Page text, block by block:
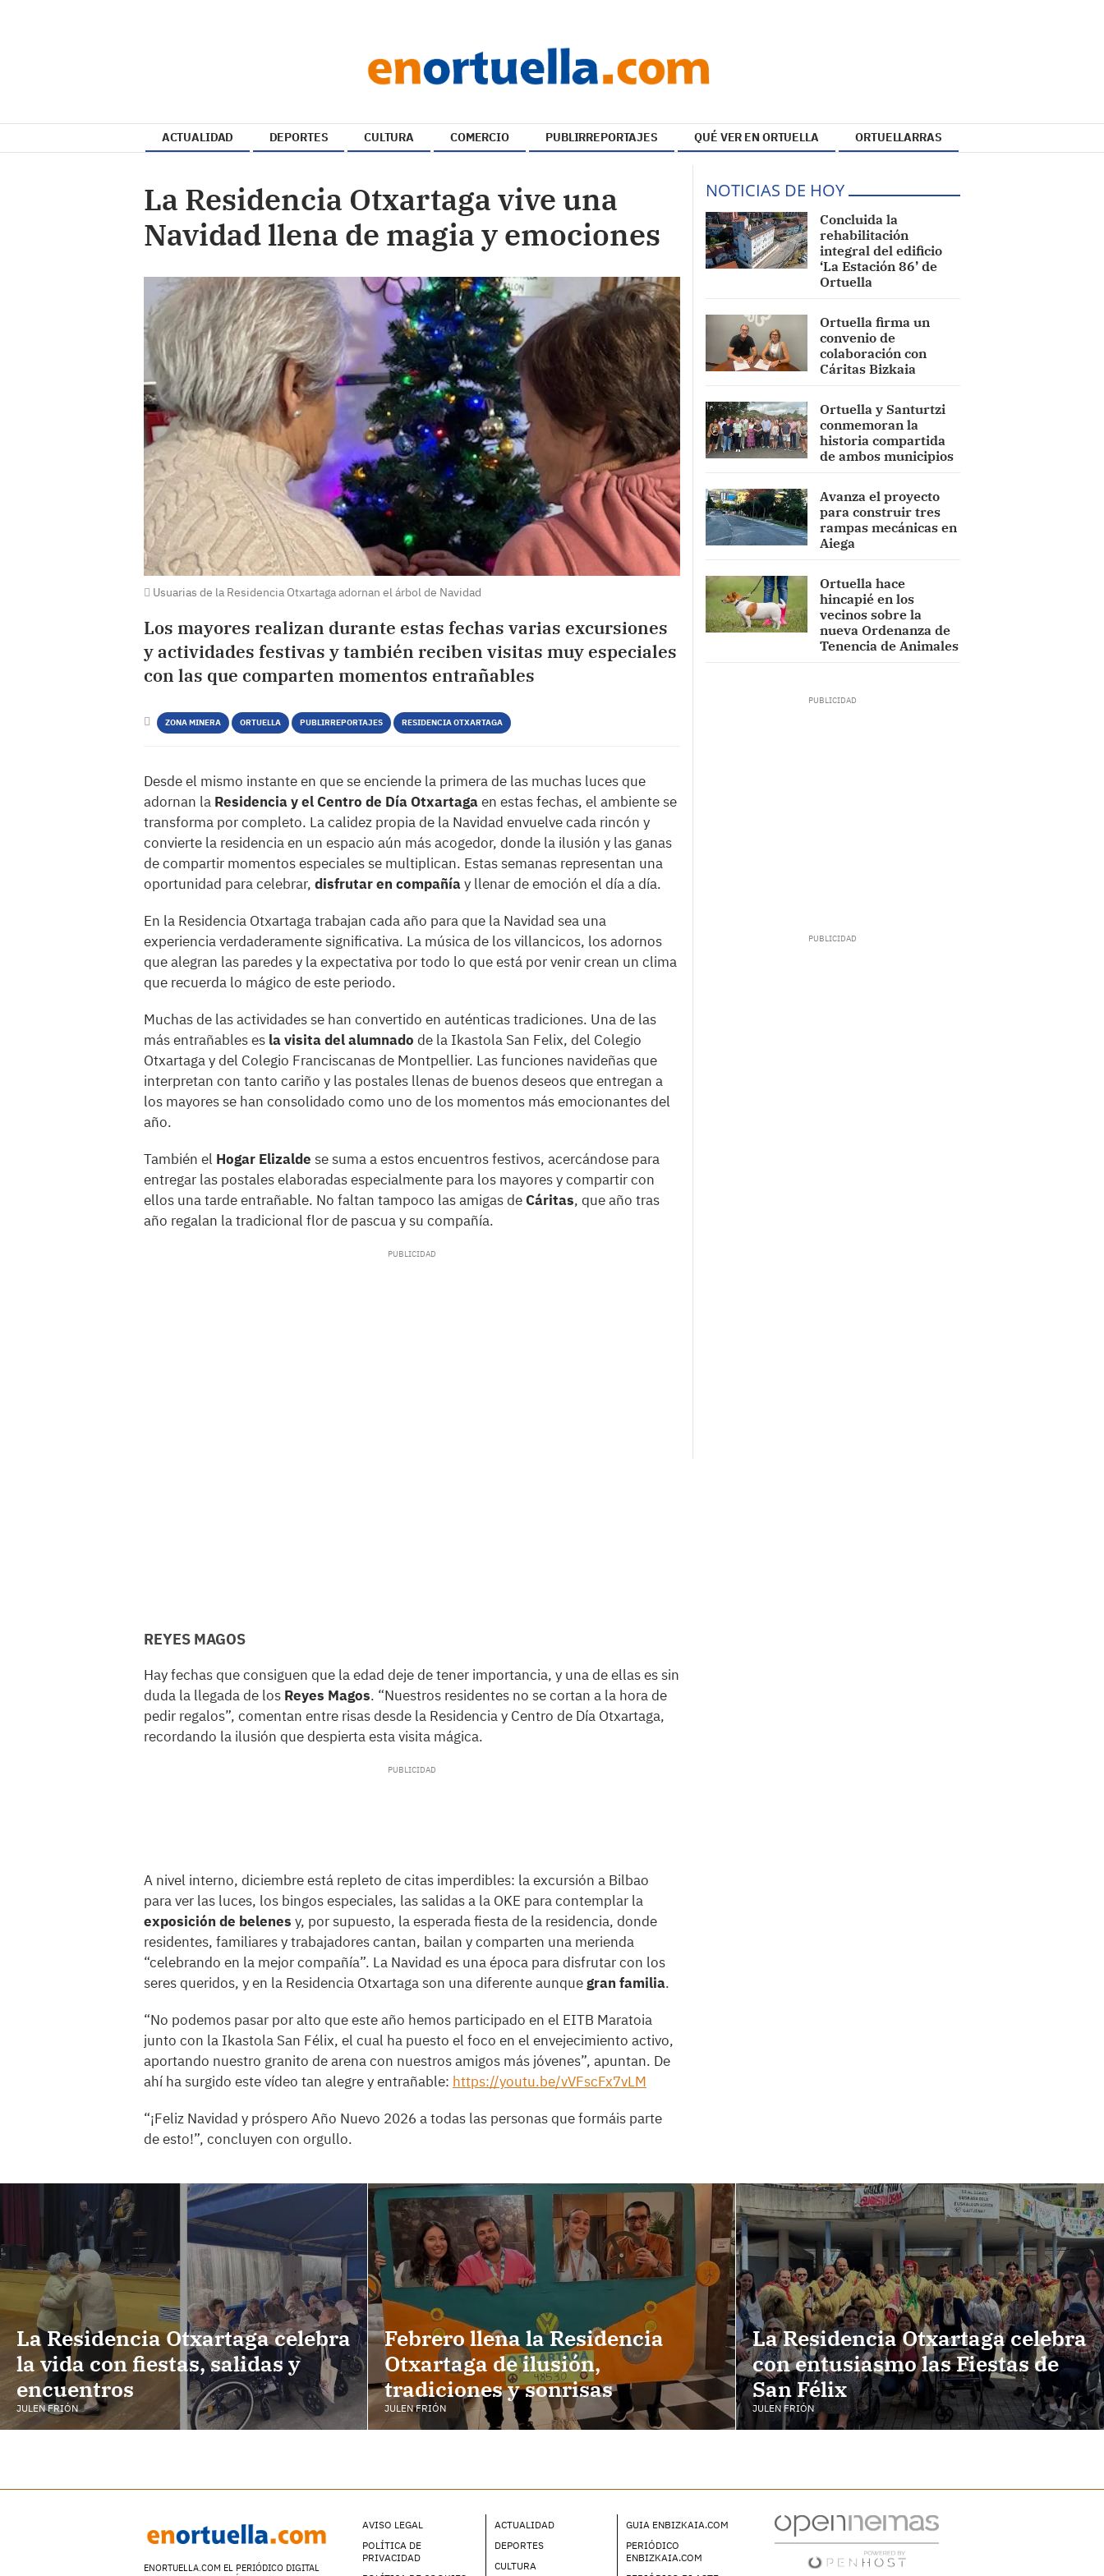
ACTUALIDAD DEPORTES CULTURA COMERCIO PUBLIRREPORTAJES QUÉ VER EN ORTUELLA ORTUELLARRAS
La Residencia Otxartaga vive una
Navidad llena de magia y emociones
Usuarias de la Residencia Otxartaga adornan el árbol de Navidad
Los mayores realizan durante estas fechas varias excursiones
y actividades festivas y también reciben visitas muy especiales
con las que comparten momentos entrañables
ZONA MINERA ORTUELLA PUBLIRREPORTAJES RESIDENCIA OTXARTAGA
Desde el mismo instante en que se enciende la primera de las muchas luces que
adornan la Residencia y el Centro de Día Otxartagaen estas fechas, el ambiente se
transforma por completo. La calidez propia de la Navidad envuelve cada rincón y
convierte la residencia en un espacio aún más acogedor, donde la ilusión y las ganas
de compartir momentos especiales se multiplican. Estas semanas representan una
oportunidad para celebrar, disfrutar en compañíay llenar de emoción el día a día.
En la Residencia Otxartaga trabajan cada año para que la Navidad sea una
experiencia verdaderamente significativa. La música de los villancicos, los adornos
que alegran las paredes y la expectativa por todo lo que está por venir crean un clima
que recuerda lo mágico de este periodo.
Muchas de las actividades se han convertido en auténticas tradiciones. Una de las
más entrañables es la visita del alumnado de la Ikastola San Felix, del Colegio
Otxartaga y del Colegio Franciscanas de Montpellier. Las funciones navideñas que
interpretan con tanto cariño y las postales llenas de buenos deseos que entregan a
los mayores se han consolidado como uno de los momentos más emocionantes del
año.
También el Hogar Elizalde se suma a estos encuentros festivos, acercándose para
entregar las postales elaboradas especialmente para los mayores y compartir con
ellos una tarde entrañable. No faltan tampoco las amigas deCáritas, que año tras
año regalan la tradicional flor de pascua y su compañía.
REYES MAGOS
Hay fechas que consiguen que la edad deje de tener importancia, y una de ellas es sin
duda la llegada de los Reyes Magos. “Nuestros residentes no se cortan a la hora de
pedir regalos”, comentan entre risas desde la Residencia y Centro de Día Otxartaga,
recordando la ilusión que despierta esta visita mágica.
A nivel interno, diciembre está repleto de citas imperdibles: la excursión a Bilbao
para ver las luces, los bingos especiales, las salidas a la OKE para contemplar la
exposición de belenes y, por supuesto, la esperada fiesta de la residencia, donde
residentes, familiares y trabajadores cantan, bailan y comparten una merienda
“celebrando en la mejor compañía”. La Navidad es una época para disfrutar con los
seres queridos, y en la Residencia Otxartaga son una diferente aunquegran familia.
“No podemos pasar por alto que este año hemos participado en el EITB Maratoia
junto con la Ikastola San Félix, el cual ha puesto el foco en el envejecimiento activo,
aportando nuestro granito de arena con nuestros amigos más jóvenes”, apuntan. De
ahí ha surgido este vídeo tan alegre y entrañable: https://youtu.be/vVFscFx7vLM
“¡Feliz Navidad y próspero Año Nuevo 2026 a todas las personas que formáis parte
de esto!”, concluyen con orgullo.
NOTICIAS DE HOY
Concluida la
rehabilitación
integral del edificio
‘La Estación 86’ de
Ortuella
Ortuella firma un
convenio de
colaboración con
Cáritas Bizkaia
Ortuella y Santurtzi
conmemoran la
historia compartida
de ambos municipios
Avanza el proyecto
para construir tres
rampas mecánicas en
Aiega
Ortuella hace
hincapié en los
vecinos sobre la
nueva Ordenanza de
Tenencia de Animales
La Residencia Otxartaga celebra
la vida con fiestas, salidas y
encuentros
JULEN FRIÓN
Febrero llena la Residencia
Otxartaga de ilusión,
tradiciones y sonrisas
JULEN FRIÓN
La Residencia Otxartaga celebra
con entusiasmo las Fiestas de
San Félix
JULEN FRIÓN
ENORTUELLA.COM EL PERIÓDICO DIGITAL
AVISO LEGAL
POLÍTICA DE
PRIVACIDAD
ACTUALIDAD
DEPORTES
CULTURA
GUIA ENBIZKAIA.COM
PERIÓDICO
ENBIZKAIA.COM